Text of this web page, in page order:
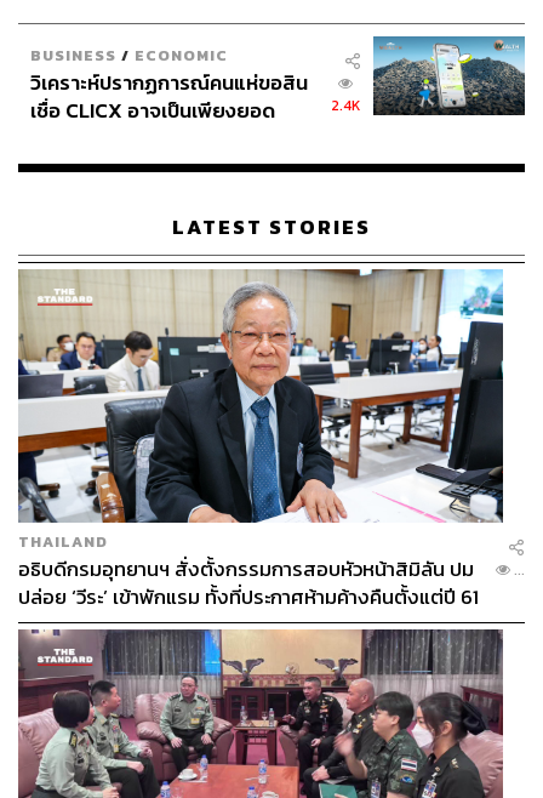
BUSINESS / ECONOMIC
วิเคราะห์ปรากฏการณ์คนแห่ขอสิน
เชื่อ CLICX อาจเป็นเพียงยอด
เรือนไทยที่ถูกซุกไว้
2.4K
LATEST STORIES
THAILAND
อธิบดีกรมอุทยานฯ สั่งตั้งกรรมการสอบหัวหน้าสิมิลัน ปม
ปล่อย ‘วีระ’ เข้าพักแรม ทั้งที่ประกาศห้ามค้างคืนตั้งแต่ปี 61
...